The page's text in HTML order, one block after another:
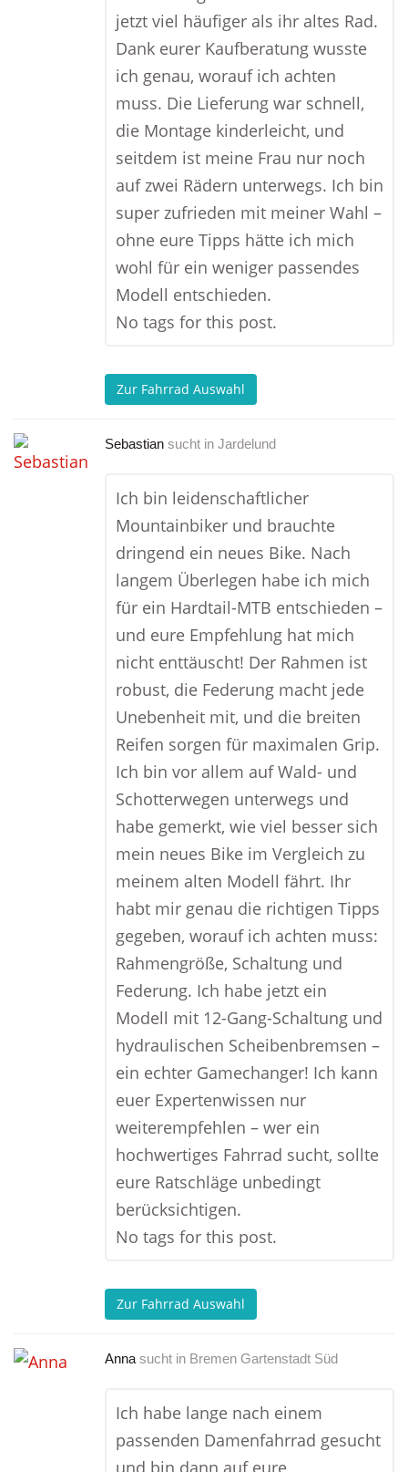
jetzt viel häufiger als ihr altes Rad.
Dank eurer Kaufberatung wusste
ich genau, worauf ich achten
muss. Die Lieferung war schnell,
die Montage kinderleicht, und
seitdem ist meine Frau nur noch
auf zwei Rädern unterwegs. Ich bin
super zufrieden mit meiner Wahl –
ohne eure Tipps hätte ich mich
wohl für ein weniger passendes
Modell entschieden.
No tags for this post.
Zur Fahrrad Auswahl
Sebastian sucht in Jardelund
Ich bin leidenschaftlicher
Mountainbiker und brauchte
dringend ein neues Bike. Nach
langem Überlegen habe ich mich
für ein Hardtail-MTB entschieden –
und eure Empfehlung hat mich
nicht enttäuscht! Der Rahmen ist
robust, die Federung macht jede
Unebenheit mit, und die breiten
Reifen sorgen für maximalen Grip.
Ich bin vor allem auf Wald- und
Schotterwegen unterwegs und
habe gemerkt, wie viel besser sich
mein neues Bike im Vergleich zu
meinem alten Modell fährt. Ihr
habt mir genau die richtigen Tipps
gegeben, worauf ich achten muss:
Rahmengröße, Schaltung und
Federung. Ich habe jetzt ein
Modell mit 12-Gang-Schaltung und
hydraulischen Scheibenbremsen –
ein echter Gamechanger! Ich kann
euer Expertenwissen nur
weiterempfehlen – wer ein
hochwertiges Fahrrad sucht, sollte
eure Ratschläge unbedingt
berücksichtigen.
No tags for this post.
Zur Fahrrad Auswahl
Anna sucht in Bremen Gartenstadt Süd
Ich habe lange nach einem
passenden Damenfahrrad gesucht
und bin dann auf eure